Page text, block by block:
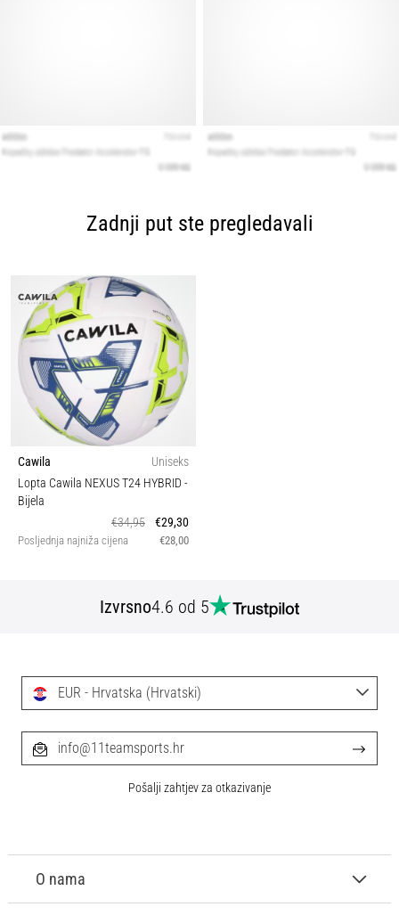
Zadnji put ste pregledavali
Cawila
Uniseks
Lopta Cawila NEXUS T24 HYBRID -
Bijela
€34,95
€29,30
Posljednja najniža cijena €28,00
Izvrsno4.6 od 5
O nama
EUR - Hrvatska (Hrvatski)
info@11teamsports.hr
Pošalji zahtjev za otkazivanje